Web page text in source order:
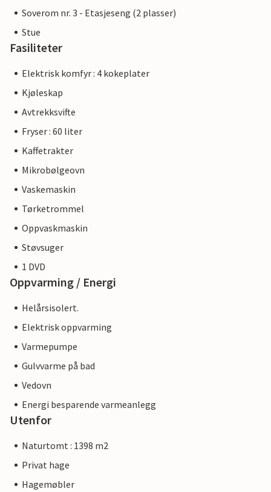
Soverom nr. 3 - Etasjeseng (2 plasser)
Stue
Fasiliteter
Elektrisk komfyr : 4 kokeplater
Kjøleskap
Avtrekksvifte
Fryser : 60 liter
Kaffetrakter
Mikrobølgeovn
Vaskemaskin
Tørketrommel
Oppvaskmaskin
Støvsuger
1 DVD
Oppvarming / Energi
Helårsisolert.
Elektrisk oppvarming
Varmepumpe
Gulvvarme på bad
Vedovn
Energi besparende varmeanlegg
Utenfor
Naturtomt : 1398 m2
Privat hage
Hagemøbler